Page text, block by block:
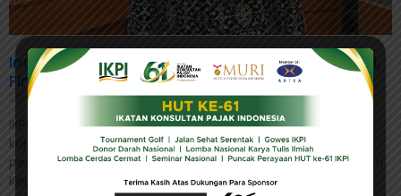
Indonesia Mantapkan Komitmen Pajak Global,
Finalisasi STTR Hampir Rampung
21/07/2025
IKPI, Jakarta: Pemerintah Indonesia terus menunjukkan
komitmen kuatnya dalam mendukung reformasi sistem
perpajakan internasional yang lebih adil dan inklusif. Menteri
Keuangan Sri Mulyani Indrawati menegaskan